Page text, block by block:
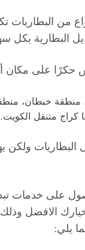
من
البطارية
على مكان
منطقة خبطان،
كراج متنقل الكويت.
ولكن
خدمات
وذلك
يلي: